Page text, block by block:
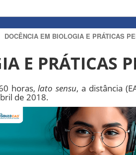
DOCÊNCIA EM BIOLOGIA E PRÁTICAS
E PRÁTICAS
horas,lato sensu, a distância
de 2018.